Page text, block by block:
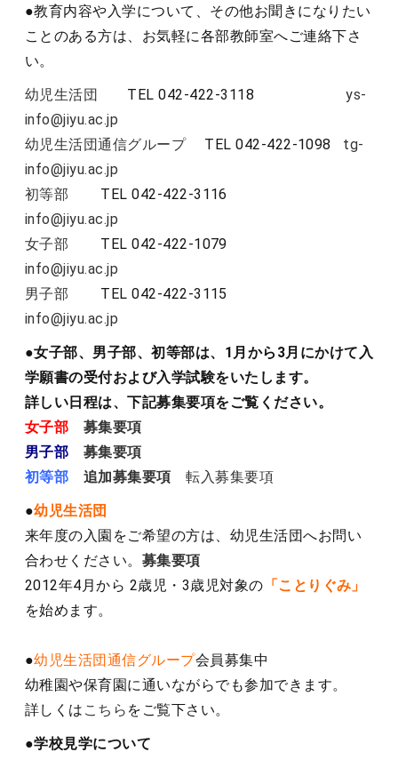
●教育内容や入学について、その他お聞きになりたい
ことのある方は、お気軽に各部教師室へご連絡下さ
い。
幼児生活団 TEL 042-422-3118ys-
info@jiyu.ac.jp
幼児生活団通信グループTEL 042-422-1098 tg-
info@jiyu.ac.jp
初等部 TEL 042-422-3116
info@jiyu.ac.jp
女子部 TEL 042-422-1079
info@jiyu.ac.jp
男子部 TEL 042-422-3115
info@jiyu.ac.jp
●女子部、男子部、初等部は、1月から3月にかけて入
学願書の受付および入学試験をいたします。
詳しい日程は、下記募集要項をご覧ください。
女子部 募集要項
男子部
募集要項
初等部
追加募集要項
転入募集要項
●幼児生活団
来年度の入園をご希望の方は、幼児生活団へお問い
合わせください。 募集要項
2012年4月から 2歳児・3歳児対象の 「ことりぐみ」
を始めます。
●幼児生活団通信グループ会員募集中
幼稚園や保育園に通いながらでも参加できます。
詳しくは こちら をご覧下さい。
●学校見学について